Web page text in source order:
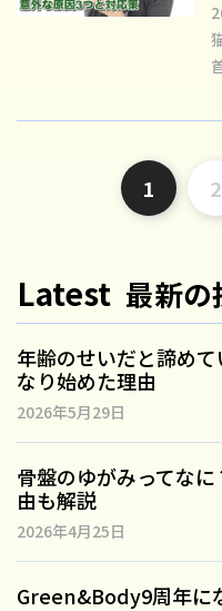
1 2
Latest 最新の
年齢のせいだと諦め
なり始めた理由
2026年5月29日
骨盤のゆがみってな
由も解説
2026年4月25日
Green&Body9周年に